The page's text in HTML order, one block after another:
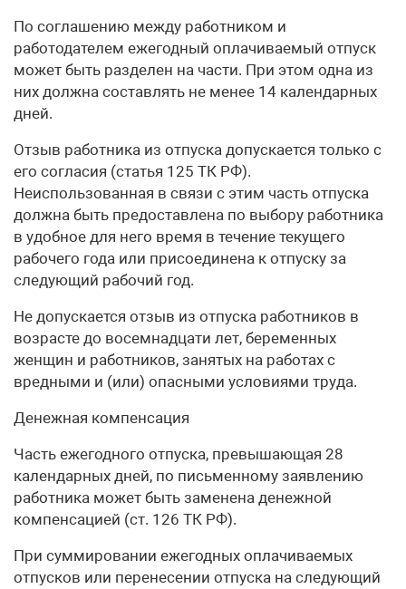
По соглашению между работником и
работодателем ежегодный оплачиваемый отпуск
может быть разделен на части. При этом одна из
них должна составлять не менее 14 календарных
дней.
Отзыв работника из отпуска допускается только с
его согласия (статья 125 ТК РФ).
Неиспользованная в связи с этим часть отпуска
должна быть предоставлена по выбору работника
в удобное для него время в течение текущего
рабочего года или присоединена к отпуску за
следующий рабочий год.
Не допускается отзыв из отпуска работников в
возрасте до восемнадцати лет, беременных
женщин и работников, занятых на работах с
вредными и (или) опасными условиями труда.
Денежная компенсация
Часть ежегодного отпуска, превышающая 28
календарных дней, по письменному заявлению
работника может быть заменена денежной
компенсацией (ст. 126 ТК РФ).
При суммировании ежегодных оплачиваемых
отпусков или перенесении отпуска на следующий